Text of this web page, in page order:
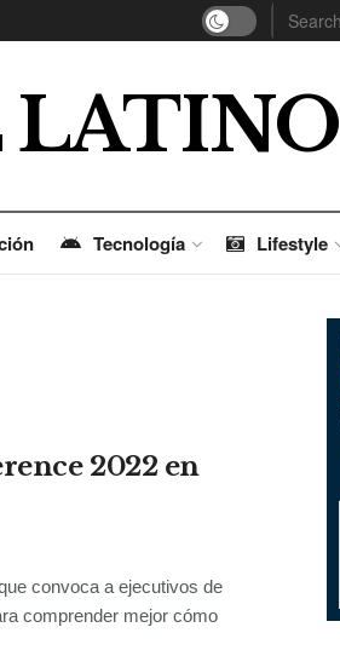
LATINO
Tecnología Lifestyle
2022 en
convoca a ejecutivos de
comprender mejor cómo